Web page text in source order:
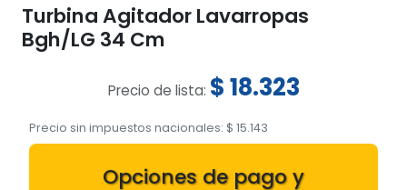
Turbina Agitador Lavarropas
Bgh/LG 34 Cm
Precio de lista: $18.323
Precio sin impuestos nacionales: $ 15.143
Opciones de pago y